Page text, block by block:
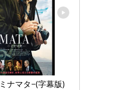
ナマタ−(字幕版)